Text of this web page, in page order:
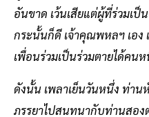
อันขาด เว้นเสียแต่ผู้ที่ร่วมเป็
กระนั้นก็ดี เจ้าคุณพหลฯ เอง
เพื่อนร่วมเป็นร่วมตายได้คนห
ดังนั้น เพลาเย็นวันหนึ่ง ท่าน
ภรรยาไปสนทนากับท่านสอง